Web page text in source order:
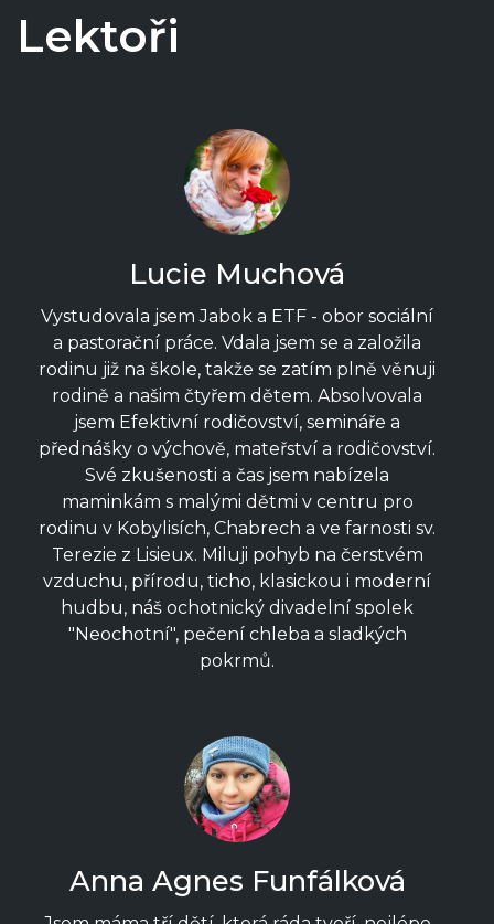
Lektoři
Lucie Muchová
Vystudovala jsem Jabok a ETF - obor sociální
a pastorační práce. Vdala jsem se a založila
rodinu již na škole, takže se zatím plně věnuji
rodině a našim čtyřem dětem. Absolvovala
jsem Efektivní rodičovství, semináře a
přednášky o výchově, mateřství a rodičovství.
Své zkušenosti a čas jsem nabízela
maminkám s malými dětmi v centru pro
rodinu v Kobylisích, Chabrech a ve farnosti sv.
Terezie z Lisieux. Miluji pohyb na čerstvém
vzduchu, přírodu, ticho, klasickou i moderní
hudbu, náš ochotnický divadelní spolek
"Neochotní", pečení chleba a sladkých
pokrmů.
Anna Agnes Funfálková